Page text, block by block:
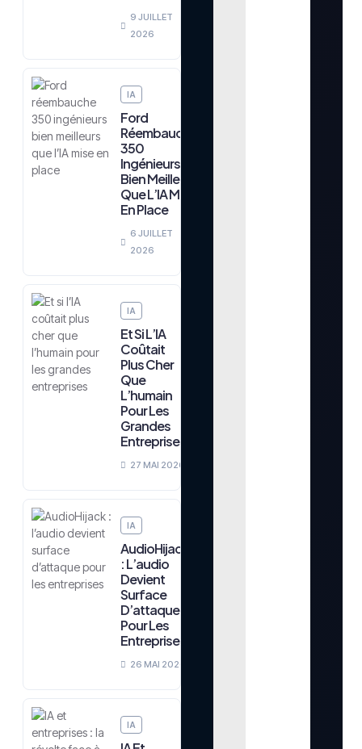
9 JUILLET
2026
IA
Ford
Réembauche
350
Ingénieurs
Bien Meilleurs
Que L’IA Mise
En Place
6 JUILLET
2026
IA
Et Si L’IA
Coûtait
Plus Cher
Que
L’humain
Pour Les
Grandes
Entreprises
27 MAI 2026
IA
AudioHijack
: L’audio
Devient
Surface
D’attaque
Pour Les
Entreprises
26 MAI 2026
IA